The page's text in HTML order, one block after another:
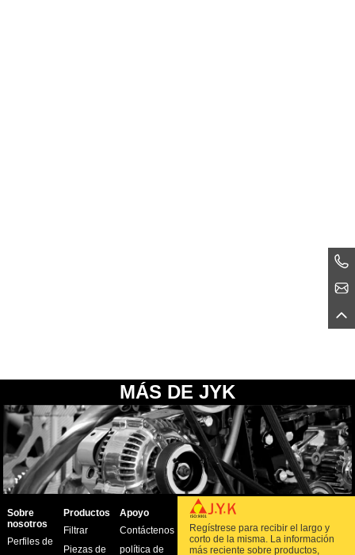
MÁS DE JYK
Sobre
nosotros
Perfiles de
Productos
Filtrar
Piezas de
Apoyo
Contáctenos
política de
Regístrese para recibir el largo y
corto de la misma. La información
más reciente sobre productos,